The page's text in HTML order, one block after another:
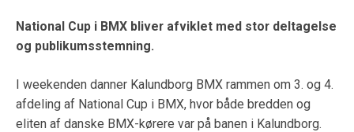
National Cup i BMX bliver afviklet med stor deltagelse
og publikumsstemning.
I weekenden danner Kalundborg BMX rammen om 3. og 4.
afdeling af National Cup i BMX, hvor både bredden og
eliten af danske BMX-kørere var på banen i Kalundborg.